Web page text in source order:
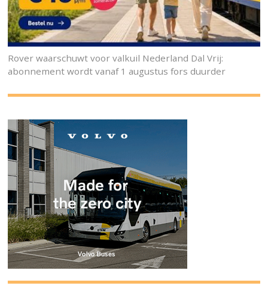
Rover waarschuwt voor valkuil Nederland Dal Vrij:
abonnement wordt vanaf 1 augustus fors duurder